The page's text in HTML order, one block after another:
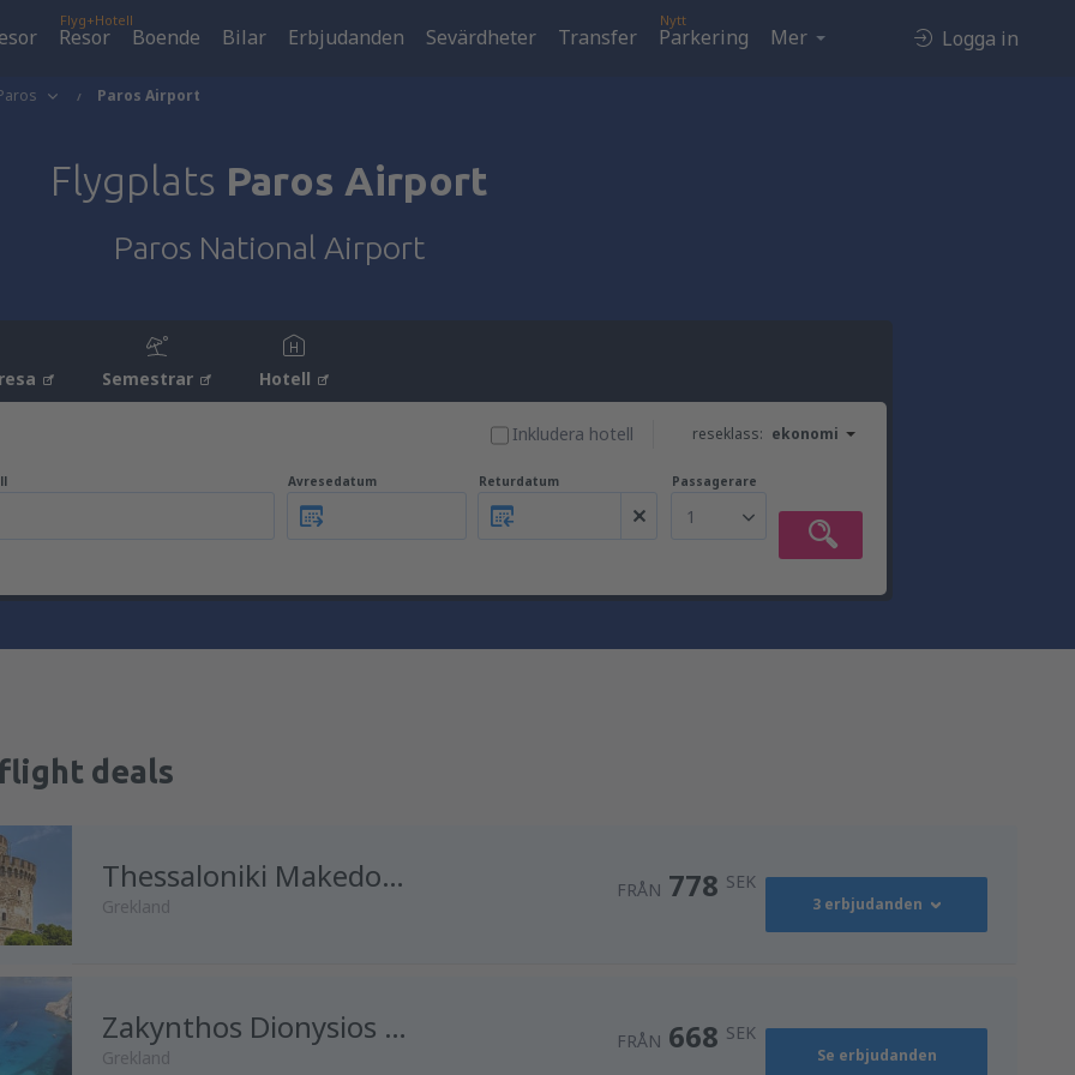
Flyg+Hotell
Resor Boende Bilar Erbjudanden Sevärdheter Transfer
Nytt
Parkering Mer Logga in
Paros Airport
Flygplats Paros Airport
Paros National Airport
Semestrar Hotell
reseklass: ekonomi
Inkludera hotell
Avresedatum Returdatum Passagerare
1
deals
Thessaloniki Makedonia
Grekland
FRÅN 778 SEK
3 erbjudanden
frånStockholm, Arlanda
Zakynthos Dionysios Solomo
Grekland
FRÅN 668 SEK
Se erbjudanden